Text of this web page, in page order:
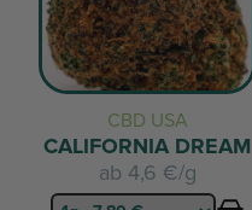
CBD USA
CALIFORNIA DREAM
ab 4,6 €/g